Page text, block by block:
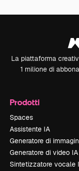
La piattaforma
1 milione di
Prodotti
Spaces
Assistente IA
Generatore di
Generatore di video IA
Sintetizzatore vocale